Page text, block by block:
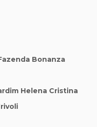
Bonanza
Helena Cristina